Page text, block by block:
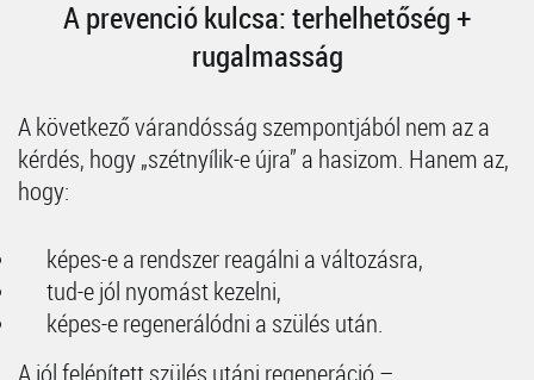
A prevenció kulcsa: terhelhetőség +
rugalmasság
A következő várandósság szempontjából nem az a
kérdés, hogy „szétnyílik-e újra” a hasizom. Hanem az,
hogy:
képes-e a rendszer reagálni a változásra,
tud-e jól nyomást kezelni,
képes-e regenerálódni a szülés után.